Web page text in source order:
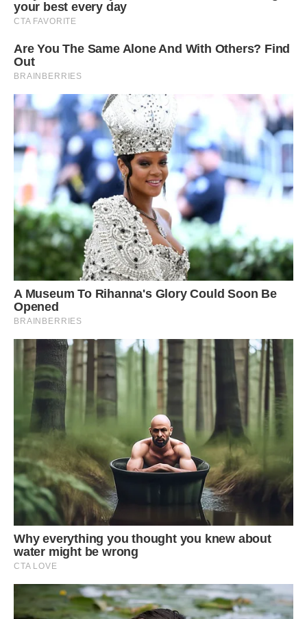
Святогір’я — джерело душевних сил
Чисте повітря, природа і храми — ось три причини
відвідати Святогір’я. Невичерпні резерви духовної енергії
приховані у Святогірській лаврі, православній святині у
північній частині Донецької області. Гора, на якій стоїть
монастир, вважається святою. Перша згадка про “святі
гори” датується 1526 роком. Історія монастиря почалася,
ярусі крейдяної скелі. У східній стіні ще видно сліди від
іконостаса першої підземної церкви монастиря. Від цієї
печерної церкви розгалужуються лабіринти тротуарів і
келій. Поселитися зможете в одному з багатьох готелів,
розташованих довкола. За бажанням можна обрати
святогірські лісові бази відпочинку, санаторії, пансіонати,
квартири або екосадиби — вибір широкий. Вдихнути
свіжого повітря можна біля святогірських блакитних озер,
а також варто побачити ще одне чудо Донеччини —
соляні печери у Соледарі. В цьому невеличкому місті
Бахмутського району розташований унікальний
спелеосанаторій “Соляна Симфонія”.